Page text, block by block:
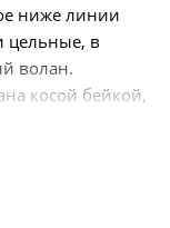
ниже линии
цельные, в
волан.
косой бейкой,